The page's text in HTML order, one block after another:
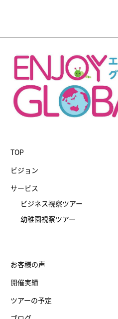
TOP
ビジョン
サービス
ビジネス視察ツアー
幼稚園視察ツアー
お客様の声
開催実績
ツアーの予定